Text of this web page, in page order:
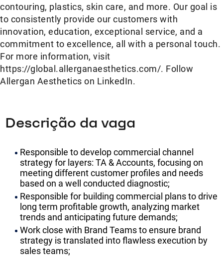
contouring, plastics, skin care, and more. Our goal is
to consistently provide our customers with
innovation, education, exceptional service, and a
commitment to excellence, all with a personal touch.
For more information, visit
https://global.allerganaesthetics.com/. Follow
Allergan Aesthetics on LinkedIn.
Descrição da vaga
Responsible to develop commercial channel
strategy for layers: TA & Accounts, focusing on
meeting different customer profiles and needs
based on a well conducted diagnostic;
Responsible for building commercial plans to drive
long term profitable growth, analyzing market
trends and anticipating future demands;
Work close with Brand Teams to ensure brand
strategy is translated into flawless execution by
sales teams;